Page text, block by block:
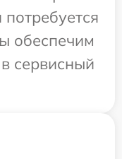
обеспечим
сервисный